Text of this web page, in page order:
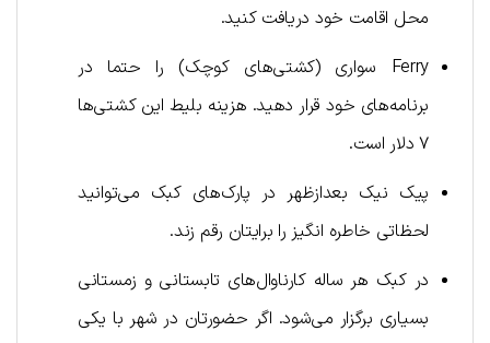
محل اقامت خود دریافت کنید.
Ferry سواری (کشتی‌های کوچک) را حتما در
برنامه‌های خود قرار دهید. هزینه بلیط این کشتی‌ها
۷ دلار است.
پیک نیک بعدازظهر در پارک‌های کبک می‌توانید
لحظاتی خاطره انگیز را برایتان رقم زند.
در کبک هر ساله کارناوال‌های تابستانی و زمستانی
بسیاری برگزار می‌شود. اگر حضورتان در شهر با یکی